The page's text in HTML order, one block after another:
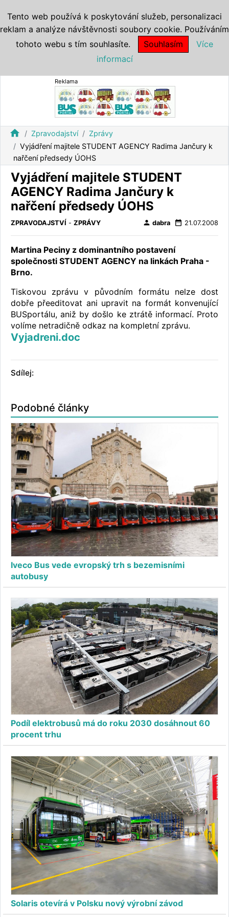
Reklama
home Zpravodajství
Zprávy
Vyjádření majitele STUDENT AGENCY Radima Jančury k
nařčení předsedy ÚOHS
Vyjádření majitele STUDENT
AGENCY Radima Jančury k
nařčení předsedy ÚOHS
ZPRAVODAJSTVÍ - ZPRÁVY person dabra date_range 21.07.2008
Martina Peciny z dominantního postavení
společnosti STUDENT AGENCY na linkách Praha -
Brno.
Tiskovou zprávu v původním formátu nelze dost
dobře přeeditovat ani upravit na formát konvenující
BUSportálu, aniž by došlo ke ztrátě informací. Proto
volíme netradičně odkaz na kompletní zprávu.
Vyjadreni.doc
Sdílej:
Podobné články
Iveco Bus vede evropský trh s bezemisními
autobusy
Podíl elektrobusů má do roku 2030 dosáhnout 60
procent trhu
Solaris otevírá v Polsku nový výrobní závod
Tento web používá k poskytování služeb, personalizaci
reklam a analýze návštěvnosti soubory cookie. Používáním
tohoto webu s tím souhlasíte.
Souhlasím
Více
informací